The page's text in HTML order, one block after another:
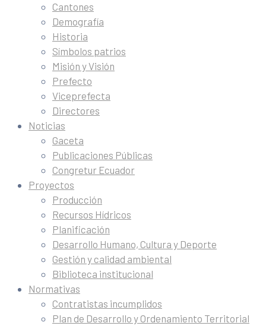
Cantones
Demografía
Historia
Símbolos patrios
Misión y Visión
Prefecto
Viceprefecta
Directores
Noticias
Gaceta
Publicaciones Públicas
Congretur Ecuador
Proyectos
Producción
Recursos Hídricos
Planificación
Desarrollo Humano, Cultura y Deporte
Gestión y calidad ambiental
Biblioteca institucional
Normativas
Contratistas incumplidos
Plan de Desarrollo y Ordenamiento Territorial